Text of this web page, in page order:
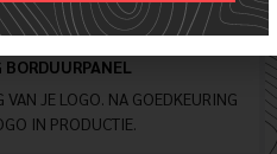
VAN JE LOGO. NA GOEDKEURING
IN PRODUCTIE.